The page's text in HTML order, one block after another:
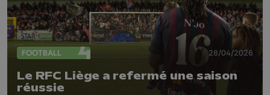
FOOTBALL 28/04/2026
Le RFC Liège a refermé une saison
réussie